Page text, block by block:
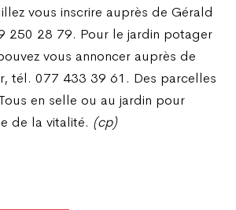
vous inscrire auprès de Gérald
250 28 79. Pour le jardin potager
vous annoncer auprès de
tél. 077 433 39 61. Des parcelles
en selle ou au jardin pour
de la vitalité. (cp)